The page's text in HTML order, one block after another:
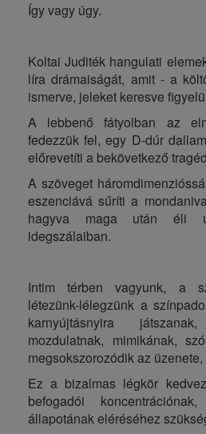
Így vagy úgy.
Koltai Juditék hangulati
líra drámaiságát, amit - a
ismerve, jeleket keresve
A lebbenő fátyolban az
fedezzük fel, egy D-dúr
előrevetíti a bekövetkező
A szöveget
eszenciává sűríti a
hagyva maga után éli
idegszálaiban.
Intim térben vagyunk, a
létezünk-lélegzünk a
karnyújtásnyira
mozdulatnak, mimikának,
megsokszorozódik az
Ez a bizalmas légkör
befogadói
állapotának eléréséhez